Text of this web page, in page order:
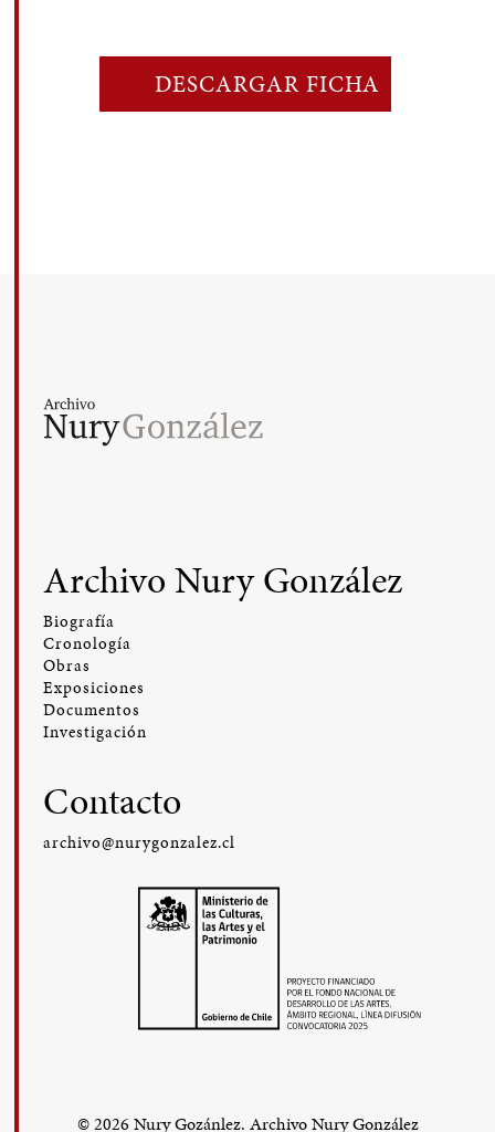
DESCARGAR FICHA
Archivo Nury González
Biografía
Cronología
Obras
Exposiciones
Documentos
Investigación
Contacto
archivo@nurygonzalez.cl
© 2026 Nury Gozánlez. Archivo Nury González